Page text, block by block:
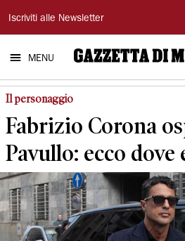
Gazzetta
di
Modena
Iscriviti alle Newsletter
MENU
Il personaggio
Fabrizio Corona
Pavullo: ecco dove